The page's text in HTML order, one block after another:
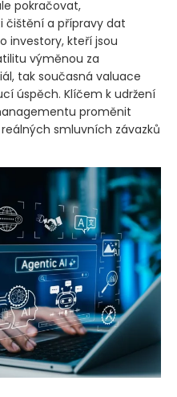
pokračovat,
čištění a přípravy dat
investory, kteří jsou
výměnou za
tak současná valuace
úspěch. Klíčem k udržení
proměnit
smluvních závazků